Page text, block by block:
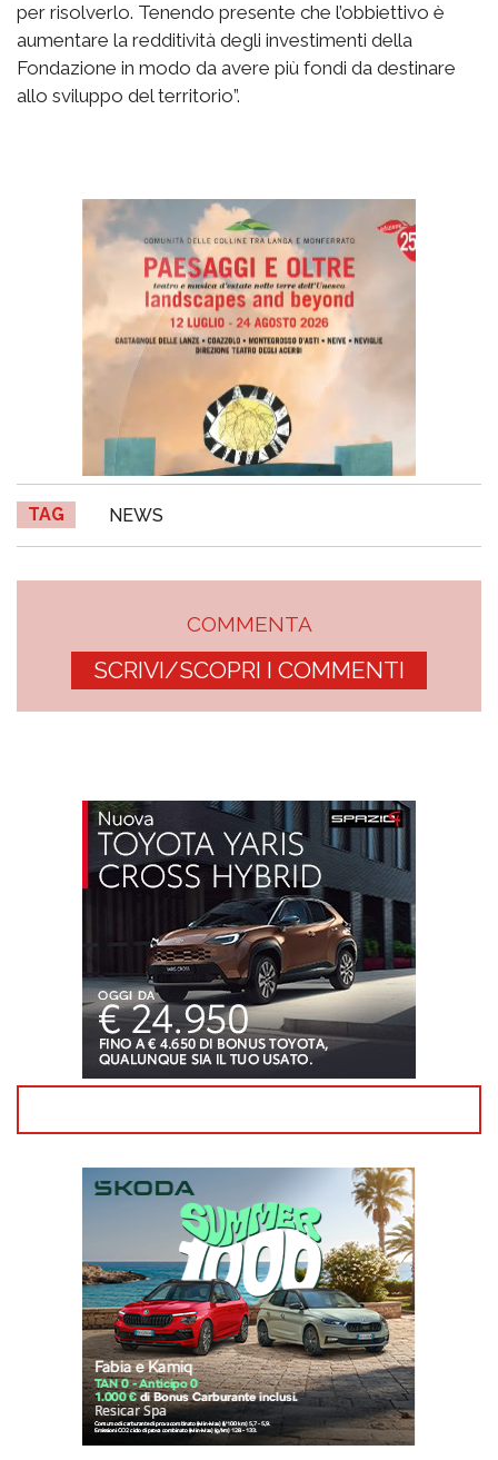
per risolverlo. Tenendo presente che l’obbiettivo è
aumentare la redditività degli investimenti della
Fondazione in modo da avere più fondi da destinare
allo sviluppo del territorio”.
TAG NEWS
COMMENTA
SCRIVI/SCOPRI I COMMENTI